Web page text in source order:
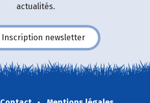
actualités.
Inscription newsletter